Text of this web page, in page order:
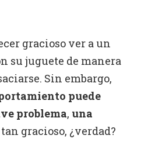
gracioso ver a un
su juguete de manera
Sin embargo,
puede
problema, una
tan gracioso, ¿verdad?